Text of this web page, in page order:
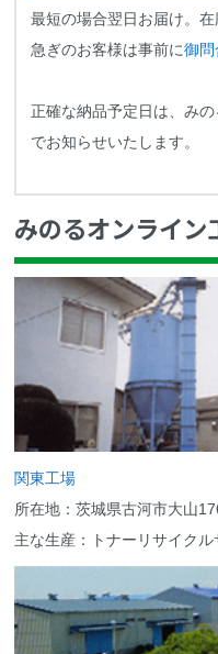
最短の場合翌日お届け。
急ぎのお客様は事前に御問
正確な納品予定日は、み
でお知らせいたします。
みのるオンライン
関東工場
所在地：茨城県古河市大山
主な生産：トナーリサイク